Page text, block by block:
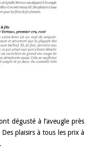
dégusté à l’aveugle près
plaisirs à tous les prix à